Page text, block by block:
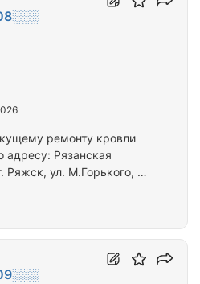
ремонту кровли
адресу: Рязанская
Ряжск, ул. М.Горького, д.